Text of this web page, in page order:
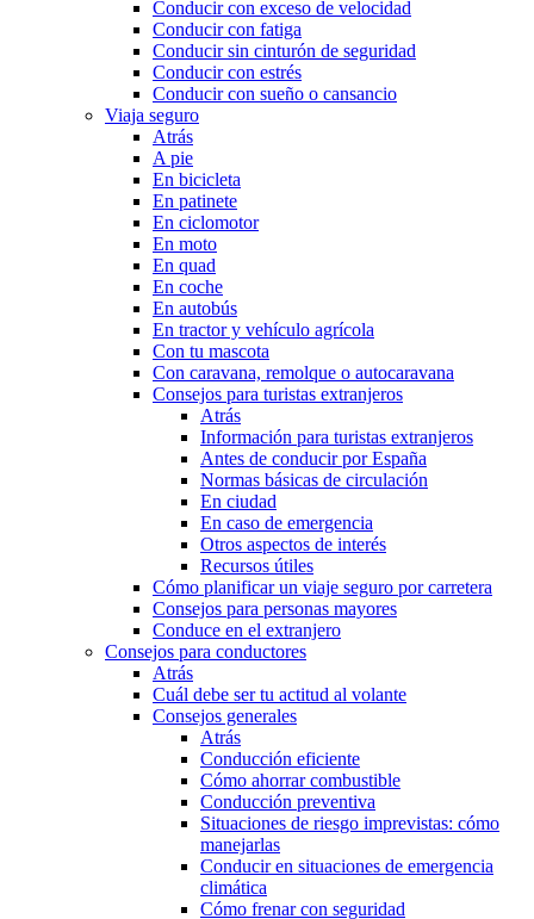
Conducir con exceso de velocidad
Conducir con fatiga
Conducir sin cinturón de seguridad
Conducir con estrés
Conducir con sueño o cansancio
Viaja seguro
Atrás
A pie
En bicicleta
En patinete
En ciclomotor
En moto
En quad
En coche
En autobús
En tractor y vehículo agrícola
Con tu mascota
Con caravana, remolque o autocaravana
Consejos para turistas extranjeros
Atrás
Información para turistas extranjeros
Antes de conducir por España
Normas básicas de circulación
En ciudad
En caso de emergencia
Otros aspectos de interés
Recursos útiles
Cómo planificar un viaje seguro por carretera
Consejos para personas mayores
Conduce en el extranjero
Consejos para conductores
Atrás
Cuál debe ser tu actitud al volante
Consejos generales
Atrás
Conducción eficiente
Cómo ahorrar combustible
Conducción preventiva
Situaciones de riesgo imprevistas: cómo
manejarlas
Conducir en situaciones de emergencia
climática
Cómo frenar con seguridad